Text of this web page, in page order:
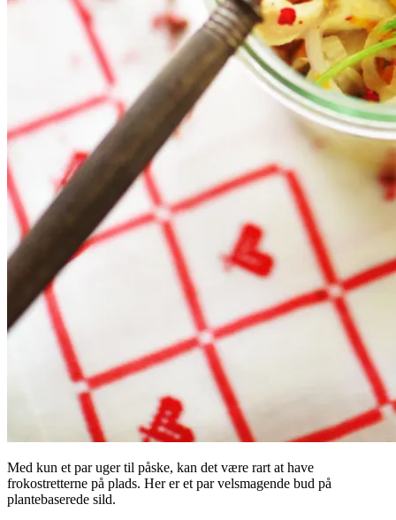
Med kun et par uger til påske, kan det være rart at have
frokostretterne på plads. Her er et par velsmagende bud på
plantebaserede sild.